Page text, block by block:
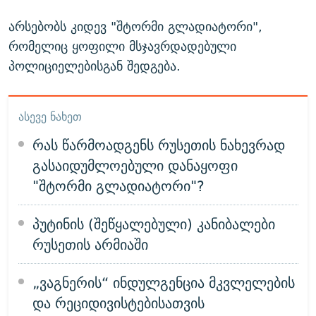
არსებობს კიდევ "შტორმი გლადიატორი",
რომელიც ყოფილი მსჯავრდადებული
პოლიციელებისგან შედგება.
ᲐᲡᲔᲕᲔ ᲜᲐᲮᲔᲗ
რას წარმოადგენს რუსეთის ნახევრად
გასაიდუმლოებული დანაყოფი
"შტორმი გლადიატორი"?
პუტინის (შეწყალებული) კანიბალები
რუსეთის არმიაში
„ვაგნერის“ ინდულგენცია მკვლელების
და რეციდივისტებისათვის